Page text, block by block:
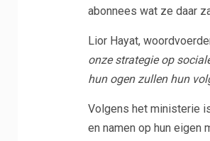
abonnees wat ze daar
Lior Hayat,
onze strategie op
hun ogen zullen hun
Volgens het ministerie
en namen op hun eigen